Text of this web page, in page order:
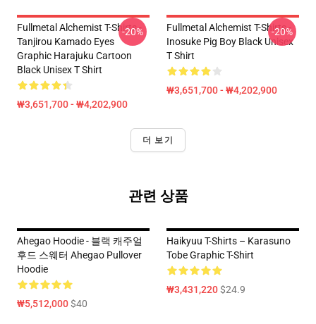
Fullmetal Alchemist T-Shirts -
Tanjirou Kamado Eyes
Graphic Harajuku Cartoon
Black Unisex T Shirt
₩3,651,700 - ₩4,202,900
-20%
Fullmetal Alchemist T-Shirts -
Inosuke Pig Boy Black Unisex
T Shirt
₩3,651,700 - ₩4,202,900
-20%
더 보기
관련 상품
Ahegao Hoodie - 블랙 캐주얼
후드 스웨터 Ahegao Pullover
Hoodie
₩5,512,000$40
Haikyuu T-Shirts – Karasuno
Tobe Graphic T-Shirt
₩3,431,220$24.9